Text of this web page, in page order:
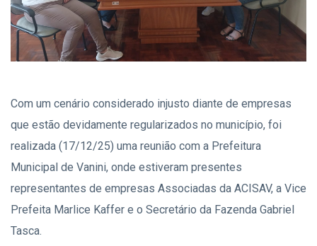
Com um cenário considerado injusto diante de empresas
que estão devidamente regularizados no município, foi
realizada (17/12/25) uma reunião com a Prefeitura
Municipal de Vanini, onde estiveram presentes
representantes de empresas Associadas da ACISAV, a Vice
Prefeita Marlice Kaffer e o Secretário da Fazenda Gabriel
Tasca.